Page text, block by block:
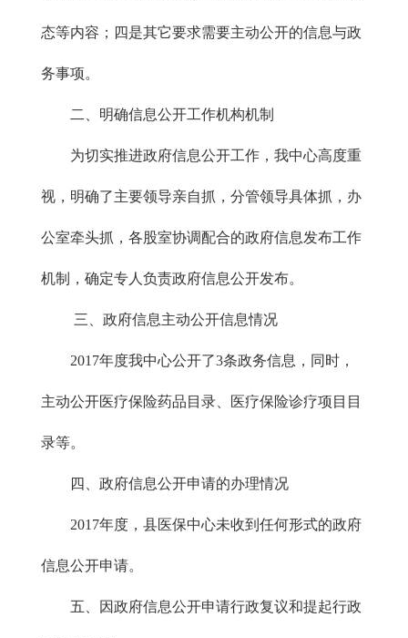
态等内容；四是其它要求需要主动公开的信息与政
务事项。
二、明确信息公开工作机构机制
为切实推进政府信息公开工作，我中心高度重
视，明确了主要领导亲自抓，分管领导具体抓，办
公室牵头抓，各股室协调配合的政府信息发布工作
机制，确定专人负责政府信息公开发布。
三、政府信息主动公开信息情况
2017年度我中心公开了3条政务信息，同时，
主动公开医疗保险药品目录、医疗保险诊疗项目目
录等。
四、政府信息公开申请的办理情况
2017年度，县医保中心未收到任何形式的政府
信息公开申请。
五、因政府信息公开申请行政复议和提起行政